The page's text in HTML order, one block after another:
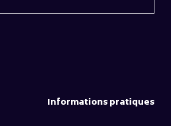
Informations pratiques